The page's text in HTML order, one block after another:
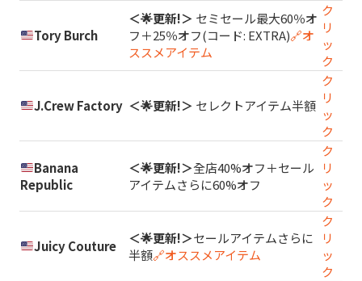
Tory Burch
＜🌟更新!＞ セミセール最大60％オ
フ＋25％オフ(コード: EXTRA)🔗オ
ススメアイテム
ク
リ
ッ
ク
J.Crew Factory ＜🌟更新!＞ セレクトアイテム半額
ク
リ
ッ
ク
Banana
Republic
＜🌟更新!＞全店40%オフ＋セール
アイテムさらに60%オフ
ク
リ
ッ
ク
Juicy Couture ＜🌟更新!＞セールアイテムさらに
半額🔗オススメアイテム
ク
リ
ッ
ク